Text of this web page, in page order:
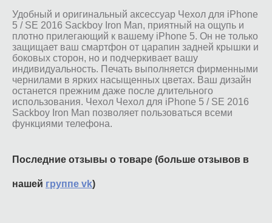
Удобный и оригинальный аксессуар Чехол для iPhone
5 / SE 2016 Sackboy Iron Man, приятный на ощупь и
плотно прилегающий к вашему iPhone 5. Он не только
защищает ваш смартфон от царапин задней крышки и
боковых сторон, но и подчеркивает вашу
индивидуальность. Печать выполняется фирменными
чернилами в ярких насыщенных цветах. Ваш дизайн
останется прежним даже после длительного
использования. Чехол Чехол для iPhone 5 / SE 2016
Sackboy Iron Man позволяет пользоваться всеми
функциями телефона.
Последние отзывы о товаре (больше отзывов в
нашей группе vk)